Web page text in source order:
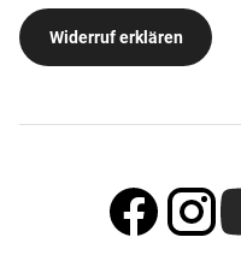
Widerruf erklären